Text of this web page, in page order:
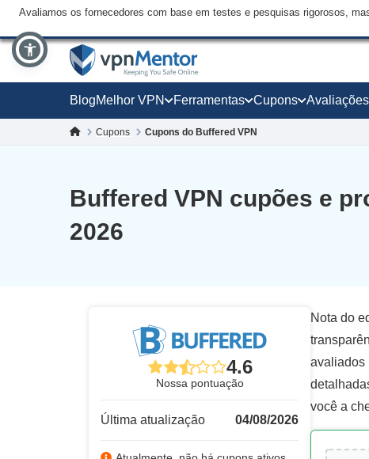
Avaliamos os fornecedores com base em testes e pesquisas rigorosos,
BlogMelhor VPN Ferramentas Cupons Avaliações
Cupons Cupons do Buffered VPN
Buffered VPN cupões e
2026
4.6
Nossa pontuação
Última atualização 04/08/2026
Nota do
avaliados
você a